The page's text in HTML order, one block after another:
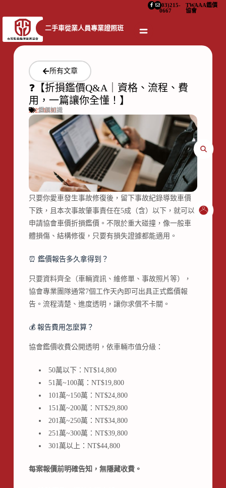
TWAAA鑑價
協會
(03)215-
0667
二手車從業人員專業證照班
所有文章
❓【折損鑑價Q&A｜資格、流程、費
用，一篇讓你全懂！】
2025-08-01
鑑價知識
只要你愛車發生事故修復後，留下事故紀錄導致車價
下跌，且本次事故肇事責任在5成（含）以下，就可以
申請協會車價折損鑑價。不限於重大碰撞，像一般車
體損傷、結構修復，只要有損失證據都能適用。
⏰ 鑑價報告多久拿得到？
只要資料齊全（車輛資訊、維修單、事故照片等），
協會專業團隊通常7個工作天內即可出具正式鑑價報
告。流程清楚、進度透明，讓你求償不卡關。
💰 報告費用怎麼算？
協會鑑價收費公開透明，依車輛市值分級：
50萬以下：NT$14,800
51萬~100萬：NT$19,800
101萬~150萬：NT$24,800
151萬~200萬：NT$29,800
201萬~250萬：NT$34,800
251萬~300萬：NT$39,800
301萬以上：NT$44,800
每案報價前明確告知，無隱藏收費。